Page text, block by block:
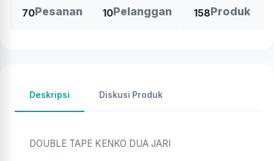
70Pesanan 10Pelanggan 158Produk
Deskripsi Diskusi Produk
DOUBLE TAPE KENKO DUA JARI